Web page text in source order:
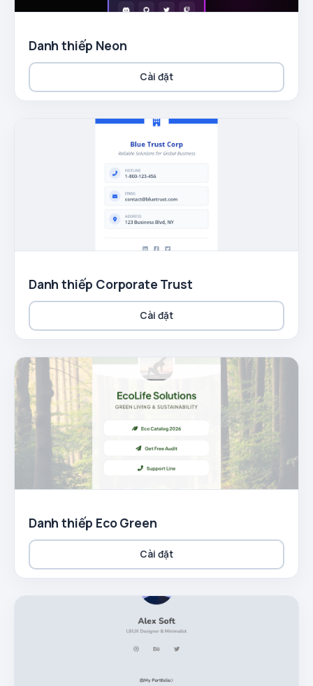
Danh thiếp Neon
Cài đặt
Danh thiếp Corporate Trust
Cài đặt
Danh thiếp Eco Green
Cài đặt